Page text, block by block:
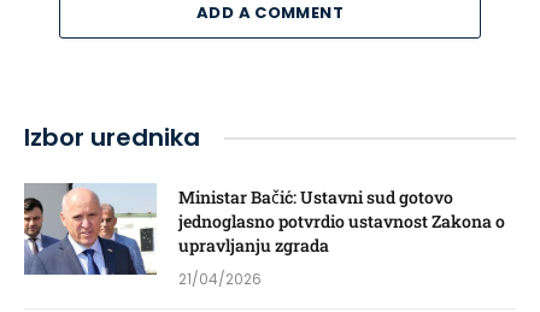
ADD A COMMENT
Izbor urednika
Ministar Bačić: Ustavni sud gotovo
jednoglasno potvrdio ustavnost Zakona o
upravljanju zgrada
21/04/2026